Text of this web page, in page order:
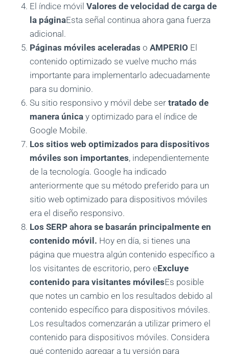
El índice móvil Valores de velocidad de carga de
la páginaEsta señal continua ahora gana fuerza
adicional.
Páginas móviles aceleradas o AMPERIO El
contenido optimizado se vuelve mucho más
importante para implementarlo adecuadamente
para su dominio.
Su sitio responsivo y móvil debe ser tratado de
manera única y optimizado para el índice de
Google Mobile.
Los sitios web optimizados para dispositivos
móviles son importantes, independientemente
de la tecnología. Google ha indicado
anteriormente que su método preferido para un
sitio web optimizado para dispositivos móviles
era el diseño responsivo.
Los SERP ahora se basarán principalmente en
contenido móvil. Hoy en día, si tienes una
página que muestra algún contenido específico a
los visitantes de escritorio, pero eExcluye
contenido para visitantes móvilesEs posible
que notes un cambio en los resultados debido al
contenido específico para dispositivos móviles.
Los resultados comenzarán a utilizar primero el
contenido para dispositivos móviles. Considera
qué contenido agregar a tu versión para